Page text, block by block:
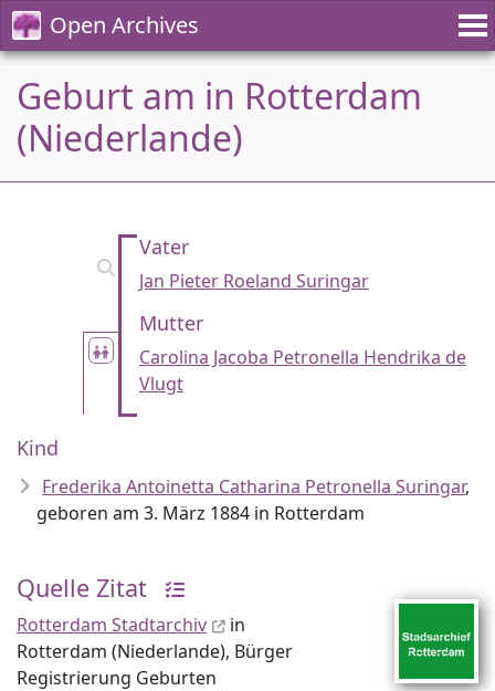
Open Archives
Geburt am in Rotterdam
(Niederlande)
Vater
Jan Pieter Roeland Suringar
Mutter
Carolina Jacoba Petronella Hendrika de
Vlugt
Kind
Frederika Antoinetta Catharina Petronella Suringar,
geboren am 3. März 1884 in Rotterdam
Quelle Zitat
Rotterdam Stadtarchiv
in
Rotterdam (Niederlande), Bürger
Registrierung Geburten